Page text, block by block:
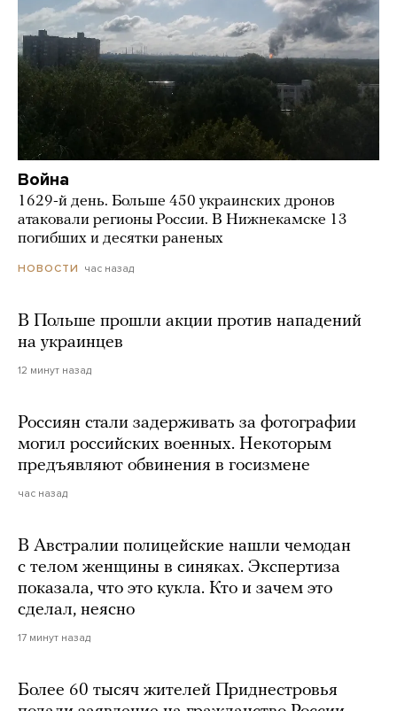
Война
1629-й день. Больше 450 украинских дронов
атаковали регионы России. В Нижнекамске 13
погибших и десятки раненых
НОВОСТИ час назад
В Польше прошли акции против нападений
на украинцев
12 минут назад
Россиян стали задерживать за фотографии
могил российских военных. Некоторым
предъявляют обвинения в госизмене
час назад
В Австралии полицейские нашли чемодан
с телом женщины в синяках. Экспертиза
показала, что это кукла. Кто и зачем это
сделал, неясно
17 минут назад
Более 60 тысяч жителей Приднестровья